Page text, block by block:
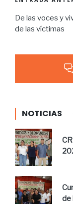
De las voces y
de las víctimas
NOTICIAS
de